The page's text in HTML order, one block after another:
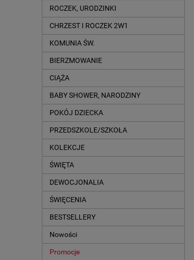
ROCZEK, URODZINKI
CHRZEST I ROCZEK 2W1
KOMUNIA ŚW.
BIERZMOWANIE
CIĄŻA
BABY SHOWER, NARODZINY
POKÓJ DZIECKA
PRZEDSZKOLE/SZKOŁA
KOLEKCJE
ŚWIĘTA
DEWOCJONALIA
ŚWIĘCENIA
BESTSELLERY
Nowości
Promocje